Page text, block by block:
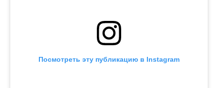
Посмотреть эту публикацию в Instagram